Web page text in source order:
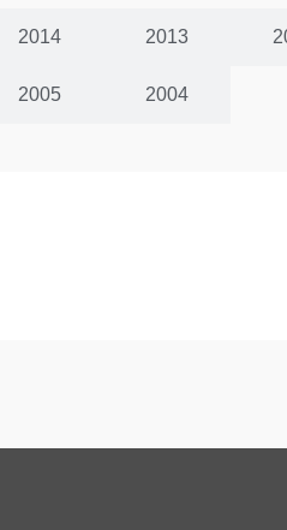
2014 2013
2005 2004